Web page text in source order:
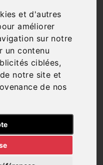
et d'autres
améliorer
sur notre
un contenu
ciblées,
notre site et
de nos
et sans
de votre
vous. Nous
de reprise sans
nouveau
engagement.